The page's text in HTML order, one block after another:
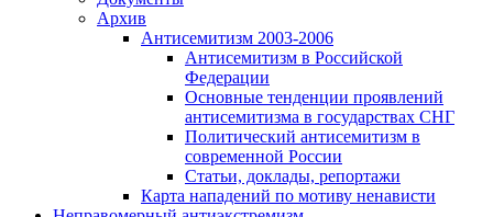
Архив
Антисемитизм 2003-2006
Антисемитизм в Российской
Федерации
Основные тенденции проявлений
антисемитизма в государствах СНГ
Политический антисемитизм в
современной России
Статьи, доклады, репортажи
Карта нападений по мотиву ненависти